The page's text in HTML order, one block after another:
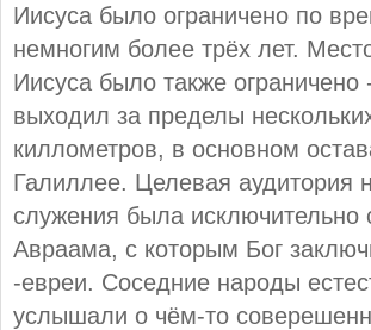
Иисуса было ограничено по
немногим более трёх лет.
Иисуса было также
выходил за пределы
киллометров, в основном
Галиллее. Целевая аудитория
служения была исключительно
Авраама, с которым Бог
-евреи. Соседние народы
услышали о чём-то